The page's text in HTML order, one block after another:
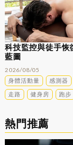
科技監控與徒手恢
藍圖
2026/08/05
身體活動量
感測器
走路
健身房 跑步
熱門推薦